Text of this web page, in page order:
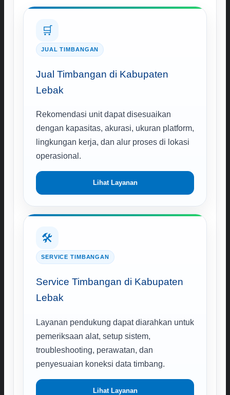
🛒
JUAL TIMBANGAN
Jual Timbangan di Kabupaten
Lebak
Rekomendasi unit dapat disesuaikan
dengan kapasitas, akurasi, ukuran platform,
lingkungan kerja, dan alur proses di lokasi
operasional.
Lihat Layanan
🛠️
SERVICE TIMBANGAN
Service Timbangan di Kabupaten
Lebak
Layanan pendukung dapat diarahkan untuk
pemeriksaan alat, setup sistem,
troubleshooting, perawatan, dan
penyesuaian koneksi data timbang.
Lihat Layanan